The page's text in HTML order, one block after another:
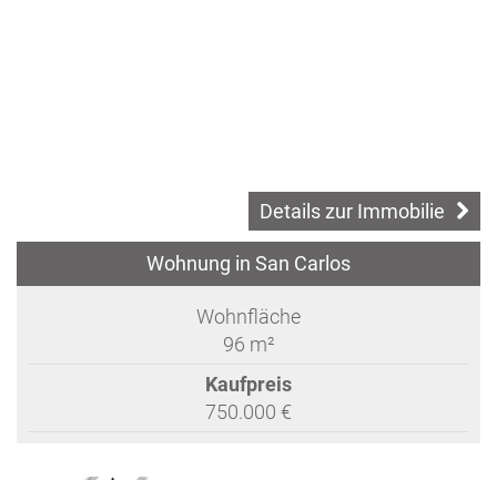
Details zur Immobilie
Wohnung in San Carlos
Wohnfläche
96 m²
Kaufpreis
750.000 €